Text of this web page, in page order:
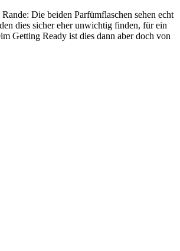
Die beiden Parfümflaschen sehen echt
dies sicher eher unwichtig finden, für ein
Getting Ready ist dies dann aber doch von